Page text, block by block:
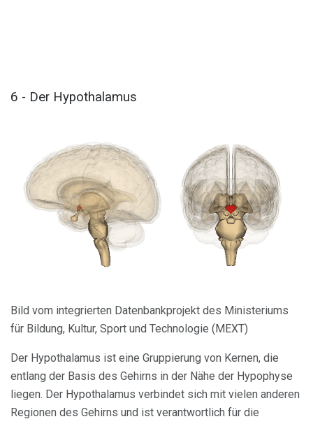
6 - Der Hypothalamus
Bild vom integrierten Datenbankprojekt des Ministeriums
für Bildung, Kultur, Sport und Technologie (MEXT)
Der Hypothalamus ist eine Gruppierung von Kernen, die
entlang der Basis des Gehirns in der Nähe der Hypophyse
liegen. Der Hypothalamus verbindet sich mit vielen anderen
Regionen des Gehirns und ist verantwortlich für die